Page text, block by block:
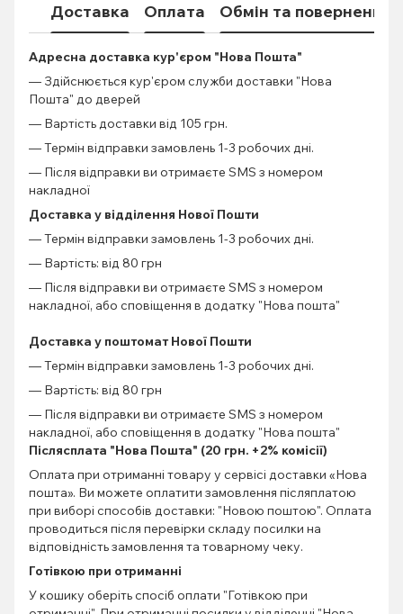
Доставка Оплата Обмін та повернення
Адресна доставка кур'єром "Нова Пошта"
— Здійснюється кур'єром служби доставки "Нова
Пошта" до дверей
— Вартість доставки від 105 грн.
— Термін відправки замовлень 1-3 робочих дні.
— Після відправки ви отримаєте SMS з номером
накладної
Доставка у відділення Нової Пошти
— Термін відправки замовлень 1-3 робочих дні.
— Вартість: від 80 грн
— Після відправки ви отримаєте SMS з номером
накладної, або сповіщення в додатку "Нова пошта"
Доставка у поштомат Нової Пошти
— Термін відправки замовлень 1-3 робочих дні.
— Вартість: від 80 грн
— Після відправки ви отримаєте SMS з номером
накладної, або сповіщення в додатку "Нова пошта"
Післясплата "Нова Пошта" (20 грн. +2% комісії)
Оплата при отриманні товару у сервісі доставки «Нова
пошта». Ви можете оплатити замовлення післяплатою
при виборі способів доставки: "Новою поштою". Оплата
проводиться після перевірки складу посилки на
відповідність замовлення та товарному чеку.
Готівкою при отриманні
У кошику оберіть спосіб оплати "Готівкою при